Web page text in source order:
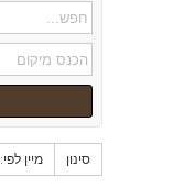
סינון מיין לפי: